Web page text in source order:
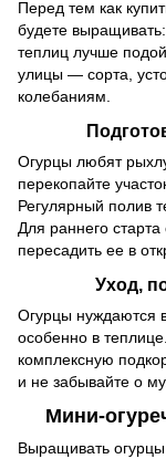
Перед тем как
будете
теплиц лучше
улицы — сорта,
колебаниям.
Огурцы любят
перекопайте
Регулярный полив
Для раннего
пересадить ее в
Уход,
Огурцы нуждаются
особенно в
комплексную
и не забывайте о
Мини-
Выращивать